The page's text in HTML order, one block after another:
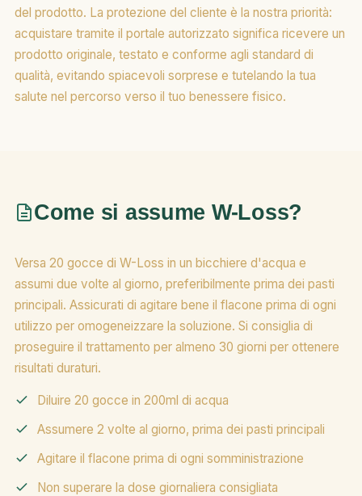
del prodotto. La protezione del cliente è la nostra priorità:
acquistare tramite il portale autorizzato significa ricevere un
prodotto originale, testato e conforme agli standard di
qualità, evitando spiacevoli sorprese e tutelando la tua
salute nel percorso verso il tuo benessere fisico.
Come si assume W-Loss?
Versa 20 gocce di W-Loss in un bicchiere d'acqua e
assumi due volte al giorno, preferibilmente prima dei pasti
principali. Assicurati di agitare bene il flacone prima di ogni
utilizzo per omogeneizzare la soluzione. Si consiglia di
proseguire il trattamento per almeno 30 giorni per ottenere
risultati duraturi.
Diluire 20 gocce in 200ml di acqua
Assumere 2 volte al giorno, prima dei pasti principali
Agitare il flacone prima di ogni somministrazione
Non superare la dose giornaliera consigliata